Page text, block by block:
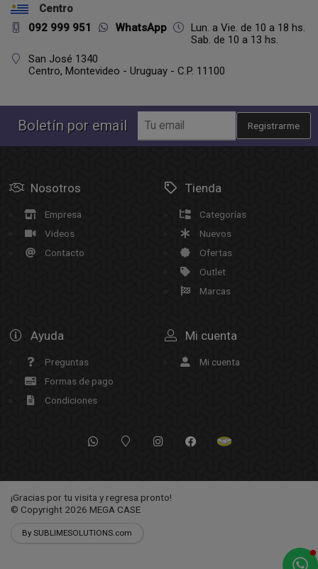
Centro
092 999 951
WhatsApp
Lun. a Vie. de 10 a 18 hs.
Sab. de 10 a 13 hs.
San José 1340
Centro, Montevideo - Uruguay - C.P. 11100
Boletín por email Registrarme
Nosotros
Empresa
Videos
Contacto
Tienda
Categorías
Nuevos
Ofertas
Outlet
Marcas
Ayuda
Preguntas
Formas de pago
Condiciones
Mi cuenta
Mi cuenta
¡Gracias por tu visita y regresa pronto!
© Copyright 2026 MEGA CASE
By SUBLIMESOLUTIONS.com